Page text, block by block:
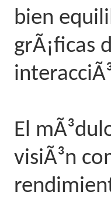
bien
grÃ¡ficas
El
visiÃ³n